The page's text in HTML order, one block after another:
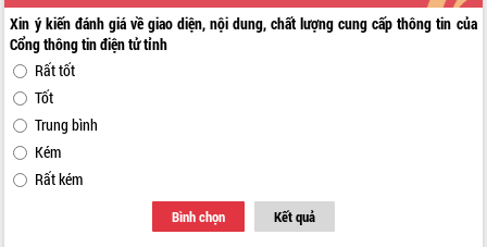
Xin ý kiến đánh giá về giao diện, nội dung, chất lượng cung cấp thông tin của
Cổng thông tin điện tử tỉnh
Rất tốt
Tốt
Trung bình
Kém
Rất kém
Bình chọn Kết quả